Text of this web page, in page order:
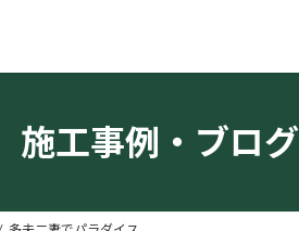
施工事例・ブログ